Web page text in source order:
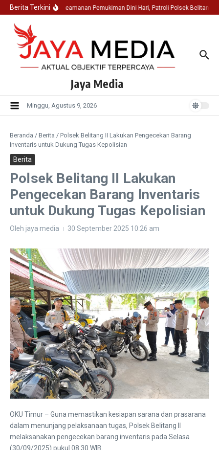
Lewati ke konten
Berita TerkiniJaga Keamanan Pemukiman Dini Hari, Patroli Polsek Belitang II
Jaya Media
Minggu, Agustus 9, 2026
Beranda / Berita / Polsek Belitang II Lakukan Pengecekan Barang
Inventaris untuk Dukung Tugas Kepolisian
Berita
Polsek Belitang II Lakukan
Pengecekan Barang Inventaris
untuk Dukung Tugas Kepolisian
Oleh jaya media 30 September 2025 10:26 am
OKU Timur – Guna memastikan kesiapan sarana dan prasarana
dalam menunjang pelaksanaan tugas, Polsek Belitang II
melaksanakan pengecekan barang inventaris pada Selasa
(30/09/2025) pukul 08.30 WIB.